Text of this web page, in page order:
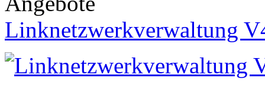
Linknetzwerkverwaltung